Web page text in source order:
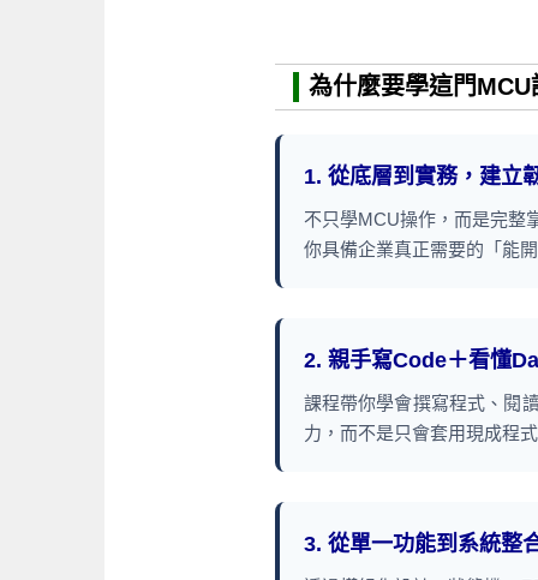
為什麼要學這門MCU
1. 從底層到實務，建立
不只學MCU操作，而是完整
你具備企業真正需要的「能
2. 親手寫Code＋看懂
課程帶你學會撰寫程式、閱
力，而不是只會套用現成程
3. 從單一功能到系統整